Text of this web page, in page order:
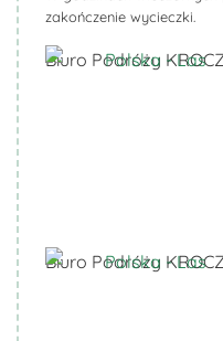
zakończenie wycieczki.
Biuro Podróży
Biuro Podróży